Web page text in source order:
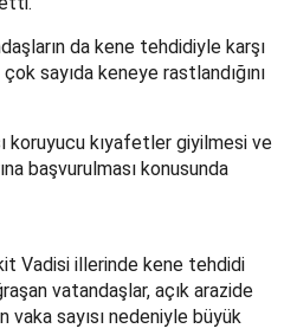
da kene tehdidiyle karşı
sayıda keneye rastlandığını
koruyucu kıyafetler giyilmesi ve
başvurulması konusunda
Vadisi illerinde kene tehdidi
vatandaşlar, açık arazide
vaka sayısı nedeniyle büyük